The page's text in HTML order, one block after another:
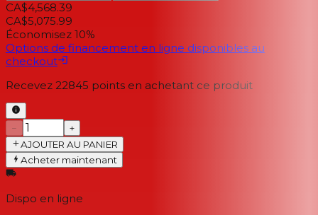
CA$4,568.39
CA$5,075.99
Économisez 10%
Options de financement en ligne disponibles au
checkout
Recevez 22845 points en achetant ce produit
−
+
AJOUTER AU PANIER
Acheter maintenant
Dispo en ligne